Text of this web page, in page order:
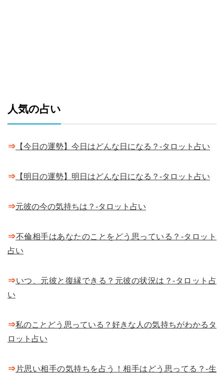
人気の占い
⇒ 【今日の運勢】今日はどんな日になる？-タロット占い
⇒ 【明日の運勢】明日はどんな日になる？-タロット占い
⇒元彼の今の気持ちは？-タロット占い
⇒不倫相手はあなたのことをどう思っている？-タロット
占い
⇒いつ、元彼と復縁できる？元彼の状況は？-タロット占
い
⇒私のことどう思っている？好きな人の気持ちがわかるタ
ロット占い
⇒ 片思い相手の気持ちを占う！相手はどう思ってる？-生